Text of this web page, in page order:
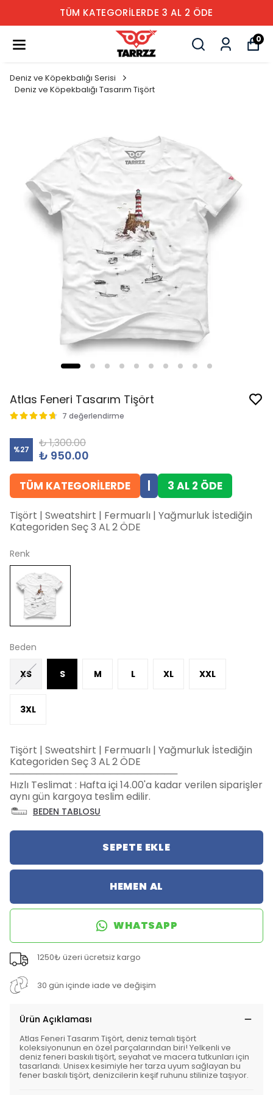
TÜM KATEGORİLERDE 3 AL 2 ÖDE
0
Deniz ve Köpekbalığı Serisi
Deniz ve Köpekbalığı Tasarım Tişört
Atlas Feneri Tasarım Tişört
7 değerlendirme
%27 ₺ 1,300.00
₺ 950.00
TÜM KATEGORİLERDE 3 AL 2 ÖDE
Tişört | Sweatshirt | Fermuarlı | Yağmurluk İstediğin
Kategoriden Seç 3 AL 2 ÖDE
Renk
Beden
XS S M L XL XXL
3XL
Tişört | Sweatshirt | Fermuarlı | Yağmurluk İstediğin
Kategoriden Seç 3 AL 2 ÖDE
─────────────────────────
Hızlı Teslimat : Hafta içi 14.00'a kadar verilen siparişler
aynı gün kargoya teslim edilir.
BEDEN TABLOSU
SEPETE EKLE
HEMEN AL
WHATSAPP
1250₺ üzeri ücretsiz kargo
30 gün içinde iade ve değişim
Ürün Açıklaması
Atlas Feneri Tasarım Tişört, deniz temalı tişört
koleksiyonunun en özel parçalarından biri! Yelkenli ve
deniz feneri baskılı tişört, seyahat ve macera tutkunları için
tasarlandı. Unisex kesimiyle her tarza uyum sağlayan bu
fener baskılı tişört, denizcilerin keşif ruhunu stilinize taşıyor.